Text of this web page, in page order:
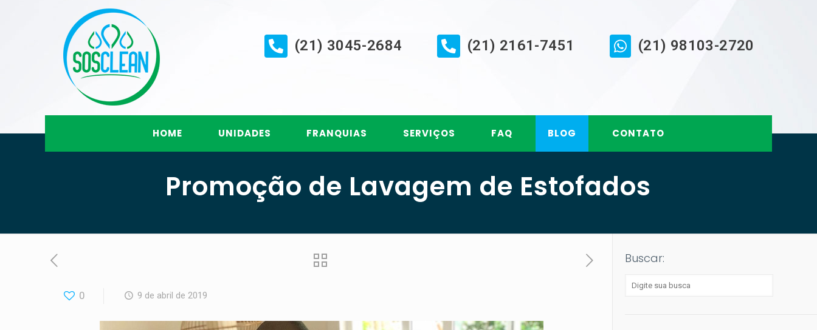
HOME UNIDADES FRANQUIAS SERVIÇOS FAQ BLOG CONTATO
(21) 3045-2684 (21) 2161-7451 (21) 98103-2720
Promoção de Lavagem de Estofados
0 9 de abril de 2019
Buscar: